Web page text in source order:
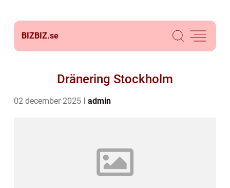
BIZBIZ.se
Dränering Stockholm
02 december 2025 admin